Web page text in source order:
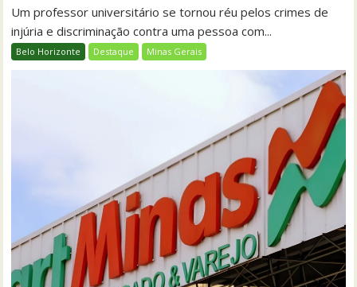
Um professor universitário se tornou réu pelos crimes de
injúria e discriminação contra uma pessoa com...
Belo Horizonte Destaque Minas Gerais